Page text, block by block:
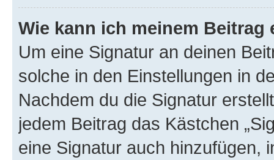
Wie kann ich meinem
Um eine Signatur an deinen
solche in den Einstellungen in
Nachdem du die Signatur
jedem Beitrag das Kästchen
eine Signatur auch hinzufügen,